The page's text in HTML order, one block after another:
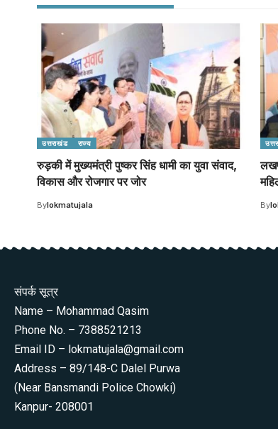
उत्तराखंड राज्य
रुड़की में मुख्यमंत्री पुष्कर सिंह धामी का युवा संवाद,
विकास और रोजगार पर जोर
Bylokmatujala By
संपर्क सूत्र
Name – Mohammad Qasim
Phone No. – 7388521213
Email ID – lokmatujala@gmail.com
Address – 89/148-C Dalel Purwa
(Near Bansmandi Police Chowki)
Kanpur- 208001